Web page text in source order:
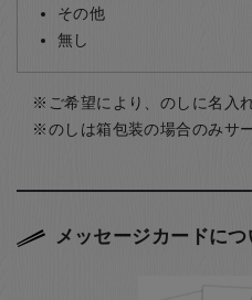
その他
無し
ご希望により、のしに名入
のしは箱包装の場合のみサ
メッセージカードにつ